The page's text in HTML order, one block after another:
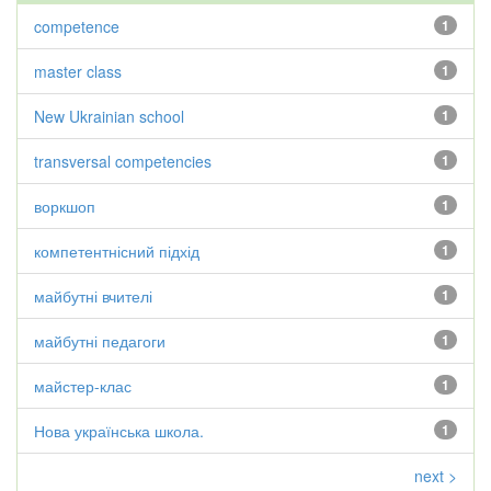
1
competence
1
master class
1
New Ukrainian school
1
transversal competencies
1
воркшоп
1
компетентнісний підхід
1
майбутні вчителі
1
майбутні педагоги
1
майстер-клас
1
Нова українська школа.
next >